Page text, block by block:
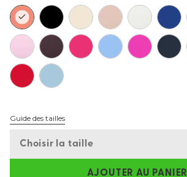
Guide des tailles
Choisir la taille
AJOUTER AU PANIER